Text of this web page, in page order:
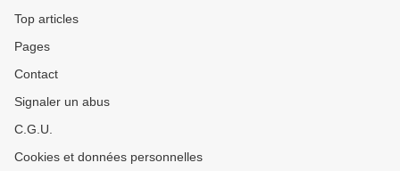
Top articles
Pages
Contact
Signaler un abus
C.G.U.
Cookies et données personnelles